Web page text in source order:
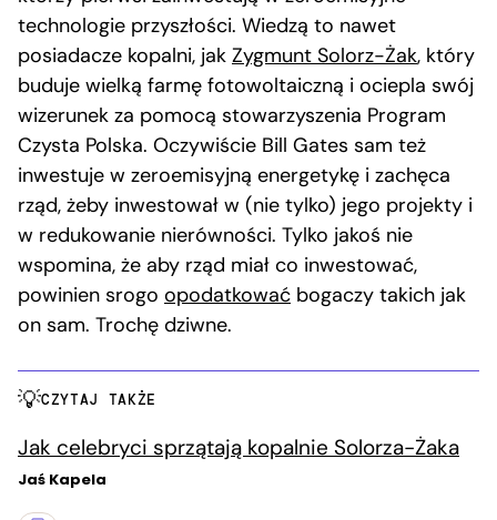
technologie przyszłości. Wiedzą to nawet
posiadacze kopalni, jak Zygmunt Solorz-Żak, który
buduje wielką farmę fotowoltaiczną i ociepla swój
wizerunek za pomocą stowarzyszenia Program
Czysta Polska. Oczywiście Bill Gates sam też
inwestuje w zeroemisyjną energetykę i zachęca
rząd, żeby inwestował w (nie tylko) jego projekty i
w redukowanie nierówności. Tylko jakoś nie
wspomina, że aby rząd miał co inwestować,
powinien srogo opodatkować bogaczy takich jak
on sam. Trochę dziwne.
CZYTAJ TAKŻE
Jak celebryci sprzątają kopalnie Solorza-Żaka
Jaś Kapela